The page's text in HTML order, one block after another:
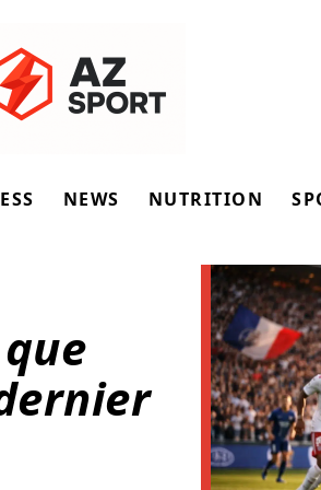
NEWS NUTRITION